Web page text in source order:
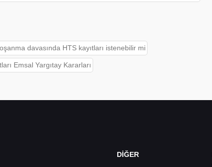
davasında HTS kayıtları istenebilir mi
Emsal Yargıtay Kararları
DİĞER